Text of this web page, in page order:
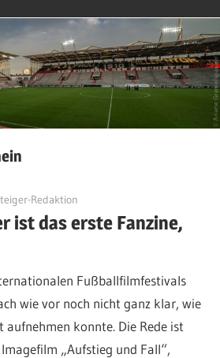
Redaktion
ist das erste Fanzine,
Fußballfilmfestivals
wie vor noch nicht ganz klar, wie
aufnehmen konnte. Die Rede ist
„Aufstieg und Fall“,